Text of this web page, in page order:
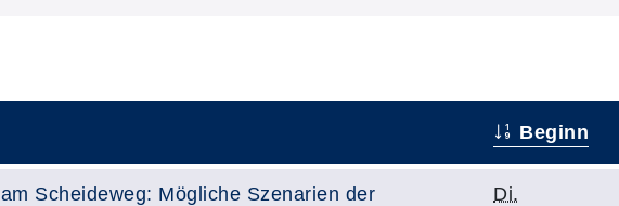
Beginn
Scheideweg: Mögliche Szenarien der
Di.